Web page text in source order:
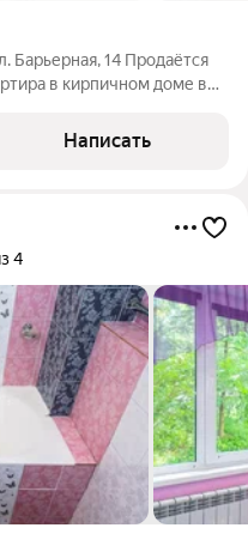
Барьерная, 14 Продаётся
в кирпичном доме в
удобное:
Написать
4